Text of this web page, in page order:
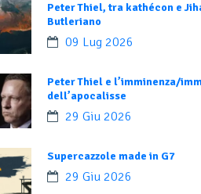
Peter Thiel, tra kathécon e
Butleriano
09 Lug 2026
Peter Thiel e l’imminenza/
dell’apocalisse
29 Giu 2026
Supercazzole made in G7
29 Giu 2026